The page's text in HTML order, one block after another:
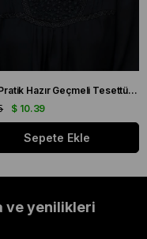
Gold Pratik Hazır Geçmeli Tesettür Bone Sandy Kumaş Güllü Boncuklu İşlemeli 1206_03
$ 10.39
Sepete Ekle
ve yenilikleri